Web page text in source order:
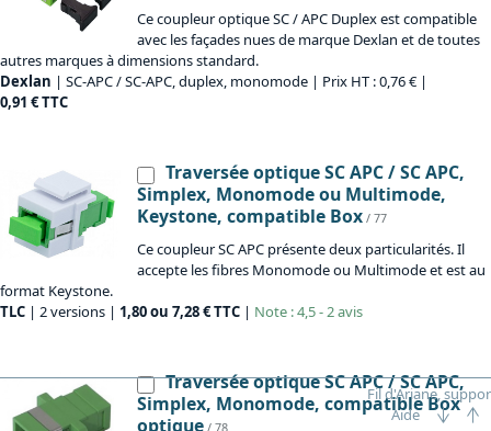
Ce coupleur optique SC / APC Duplex est compatible
avec les façades nues de marque Dexlan et de toutes
autres marques à dimensions standard.
Dexlan | SC-APC / SC-APC, duplex, monomode | Prix HT : 0,76 € |
0,91 € TTC
Traversée optique SC APC / SC APC,
Simplex, Monomode ou Multimode,
Keystone, compatible Box / 77
Ce coupleur SC APC présente deux particularités. Il
accepte les fibres Monomode ou Multimode et est au
format Keystone.
TLC | 2 versions | 1,80 ou 7,28 € TTC | Note : 4,5 - 2 avis
Traversée optique SC APC / SC APC,
Simplex, Monomode, compatible Box
optique / 78
Fil d'Ariane,
Aide